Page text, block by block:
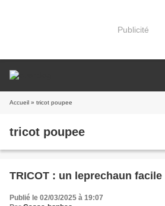
Publicité
Accueil » tricot poupee
tricot poupee
TRICOT : un leprechaun facile
Publié le 02/03/2025 à 19:07